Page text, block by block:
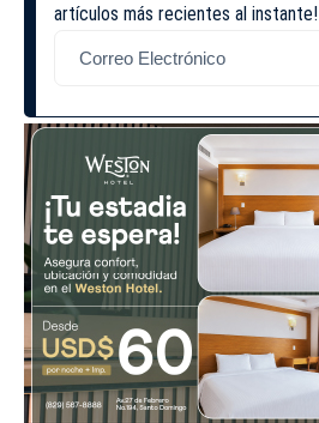
artículos más recientes al instante!